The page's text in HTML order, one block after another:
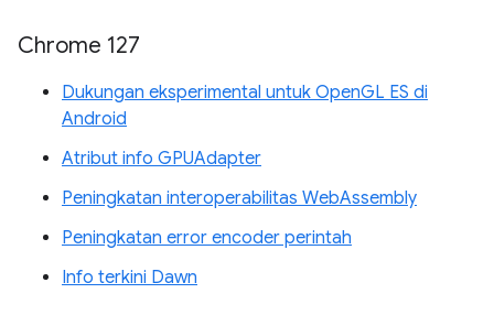
Chrome 127
Dukungan eksperimental untuk OpenGL ES di
Android
Atribut info GPUAdapter
Peningkatan interoperabilitas WebAssembly
Peningkatan error encoder perintah
Info terkini Dawn